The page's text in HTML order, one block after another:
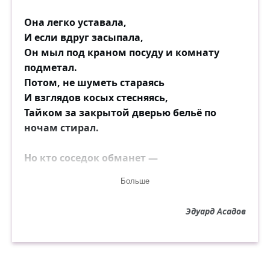
Она легко уставала,
И если вдруг засыпала,
Он мыл под краном посуду и комнату
подметал.
Потом, не шуметь стараясь
И взглядов косых стесняясь,
Тайком за закрытой дверью бельё по
ночам стирал.
Но кто соседок обманет —
Жужжал над кастрюльным паром их
Вздыхали, что парень — тряпка и у жены
Больше
Эдуард Асадов